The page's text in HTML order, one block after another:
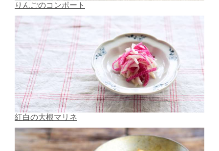
りんごのコンポート
紅白の大根マリネ